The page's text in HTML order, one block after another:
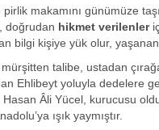
makamını günümüze
doğrudan hikmet verilenler
bilgi kişiye yük olur,
talibe, ustadan
Ehlibeyt yoluyla dedelere
Âli Yücel, kurucusu
ışık yaymıştır.